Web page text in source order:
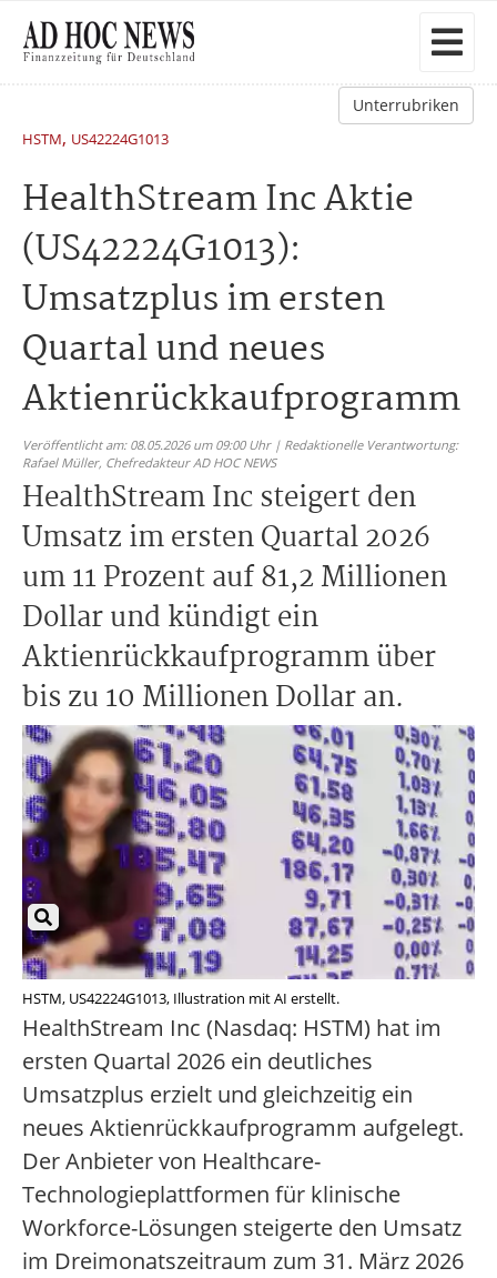
Unterrubriken
HSTM, US42224G1013
HealthStream Inc Aktie
(US42224G1013):
Umsatzplus im ersten
Quartal und neues
Aktienrückkaufprogramm
Veröffentlicht am: 08.05.2026 um 09:00 Uhr | Redaktionelle Verantwortung:
Rafael Müller, Chefredakteur AD HOC NEWS
HealthStream Inc steigert den
Umsatz im ersten Quartal 2026
um 11 Prozent auf 81,2 Millionen
Dollar und kündigt ein
Aktienrückkaufprogramm über
bis zu 10 Millionen Dollar an.
HSTM, US42224G1013, Illustration mit AI erstellt.
HealthStream Inc (Nasdaq: HSTM) hat im
ersten Quartal 2026 ein deutliches
Umsatzplus erzielt und gleichzeitig ein
neues Aktienrückkaufprogramm aufgelegt.
Der Anbieter von Healthcare-
Technologieplattformen für klinische
Workforce-Lösungen steigerte den Umsatz
im Dreimonatszeitraum zum 31. März 2026